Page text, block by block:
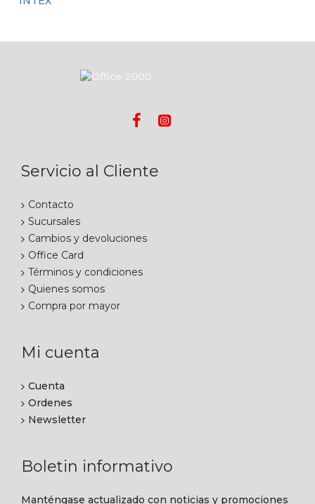
Servicio al Cliente
Contacto
Sucursales
Cambios y devoluciones
Office Card
Términos y condiciones
Quienes somos
Compra por mayor
Mi cuenta
Cuenta
Ordenes
Newsletter
Boletin informativo
Manténgase actualizado con noticias y promociones